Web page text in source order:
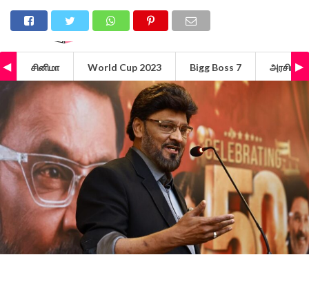
சினிமா World Cup 2023 Bigg Boss 7 அரசியல்